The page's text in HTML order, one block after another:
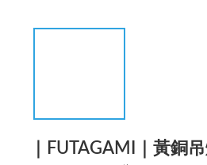
｜FUTAGAMI｜黃銅